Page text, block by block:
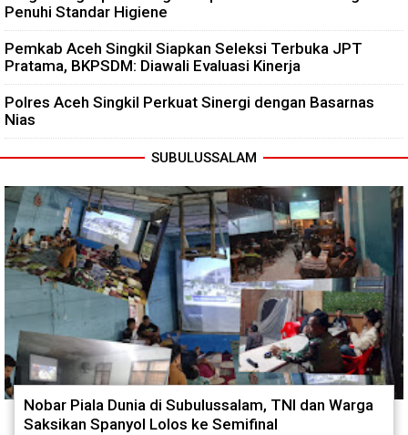
Penuhi Standar Higiene
Pemkab Aceh Singkil Siapkan Seleksi Terbuka JPT
Pratama, BKPSDM: Diawali Evaluasi Kinerja
Polres Aceh Singkil Perkuat Sinergi dengan Basarnas
Nias
SUBULUSSALAM
Nobar Piala Dunia di Subulussalam, TNI dan Warga
Saksikan Spanyol Lolos ke Semifinal